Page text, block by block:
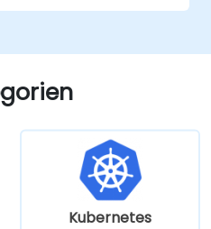
Zertifikaten und
Passwörtern. Der
und -dienste,
sowie das Testen
Kubernetes